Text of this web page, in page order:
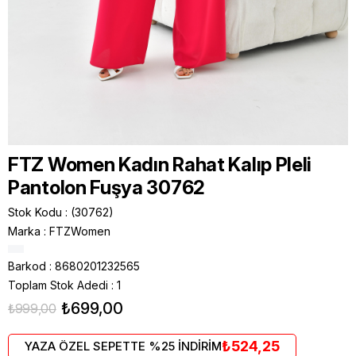
FTZ Women Kadın Rahat Kalıp Pleli
Pantolon Fuşya 30762
Stok Kodu
(30762)
Marka : FTZWomen
Barkod : 8680201232565
Toplam Stok Adedi : 1
₺999,00 ₺699,00
YAZA ÖZEL SEPETTE %25 İNDİRİM₺524,25